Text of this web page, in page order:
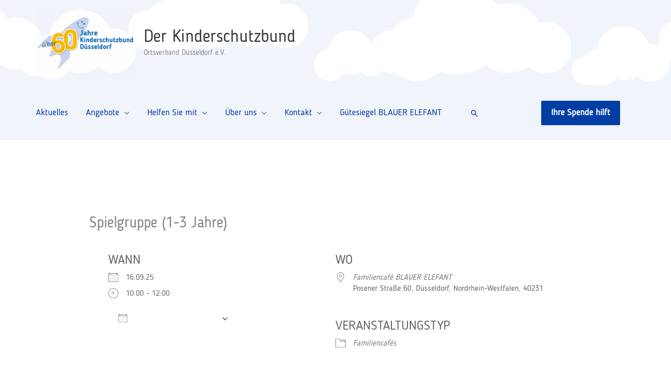
Der Kinderschutzbund
Ortsverband Düsseldorf e.V.
Aktuelles Angebote Helfen Sie mit Über uns Kontakt Gütesiegel BLAUER ELEFANT Suchen Ihre Spende hilft
Spielgruppe (1-3 Jahre)
WANN
16.09.25
10:00 - 12:00
WO
Familiencafé BLAUER ELEFANT
Posener Straße 60, Düsseldorf, Nordrhein-Westfalen, 40231
VERANSTALTUNGSTYP
Familiencafés